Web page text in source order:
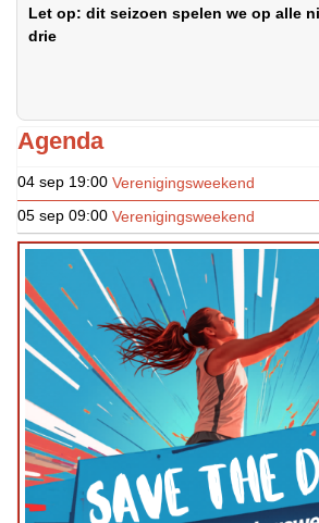
Let op: dit seizoen spelen we op alle
drie
Agenda
04 sep 19:00 Verenigingsweekend
05 sep 09:00 Verenigingsweekend